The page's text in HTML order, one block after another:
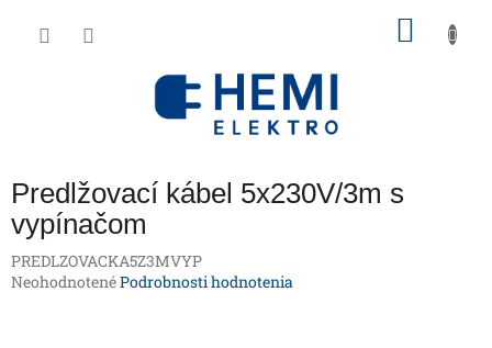
Predlžovací kábel 5x230V/3m s
vypínačom
PREDLZOVACKA5Z3MVYP
Priemerné
NeohodnotenéPodrobnosti hodnotenia